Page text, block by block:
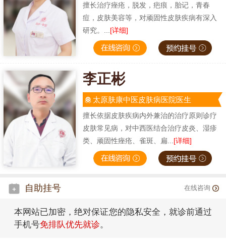
擅长治疗痤疮，脱发，疤痕，胎记，青春
痘，皮肤美容等，对顽固性皮肤疾病有深入
研究。... [详细]
李正彬
太原肤康中医皮肤病医院医生
擅长依据皮肤疾病内外兼治的治疗原则诊疗
皮肤常见病，对中西医结合治疗皮炎、湿疹
类、顽固性痤疮、雀斑、扁...[详细]
自助挂号 在线咨询
本网站已加密，绝对保证您的隐私安全，就诊前通过
手机号免排队优先就诊。